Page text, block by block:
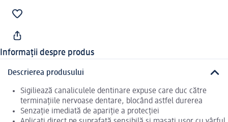
Informații despre produs
Descrierea produsului
Sigiliează canaliculele dentinare expuse care duc către
terminațiile nervoase dentare, blocând astfel durerea
Senzație imediată de apariție a protecției